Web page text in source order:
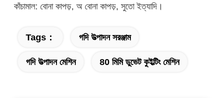
কাঁচামাল: বোনা কাপড়, অ বোনা কাপড়, সুতো ইত্যাদি।
Tags： গদি উত্পাদন সরঞ্জাম
গদি উত্পাদন মেশিন 80 মিমি ডুভেট কুইল্টিং মেশিন